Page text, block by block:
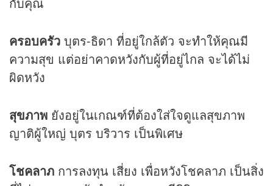
ครอบครัว บุตร-ธิดา ที่อยู่ใกล้ตัว จะทำให้คุณมี
ความสุข แต่อย่าคาดหวังกับผู้ที่อยู่ไกล จะได้ไม่
ผิดหวัง
สุขภาพ ยังอยู่ในเกณฑ์ที่ต้องใส่ใจดูแลสุขภาพ
ญาติผู้ใหญ่ บุตร บริวาร เป็นพิเศษ
โชคลาภ การลงทุน เสี่ยง เพื่อหวังโชคลาภ เป็นสิ่ง